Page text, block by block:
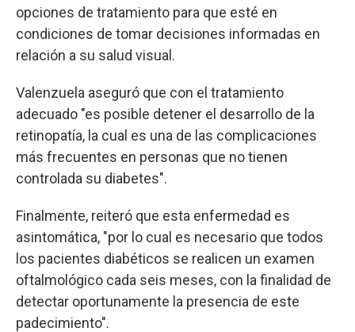
opciones de tratamiento para que esté en
condiciones de tomar decisiones informadas en
relación a su salud visual.
Valenzuela aseguró que con el tratamiento
adecuado "es posible detener el desarrollo de la
retinopatía, la cual es una de las complicaciones
más frecuentes en personas que no tienen
controlada su diabetes".
Finalmente, reiteró que esta enfermedad es
asintomática, "por lo cual es necesario que todos
los pacientes diabéticos se realicen un examen
oftalmológico cada seis meses, con la finalidad de
detectar oportunamente la presencia de este
padecimiento".